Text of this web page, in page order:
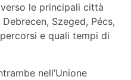
le principali città
Szeged, Pécs,
e quali tempi di
nell’Unione